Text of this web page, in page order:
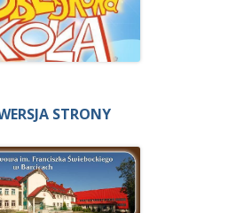
STRONY